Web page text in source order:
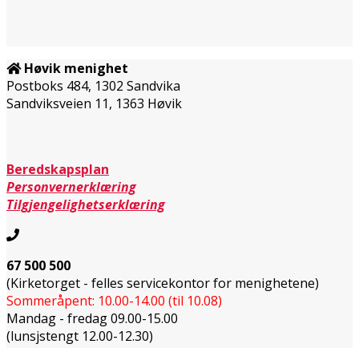
Høvik menighet
Postboks 484, 1302 Sandvika
Sandviksveien 11, 1363 Høvik
Beredskapsplan
Personvernerklæring
Tilgjengelighetserklæring
67 500 500
(Kirketorget - felles servicekontor for menighetene)
Sommeråpent: 10.00-14.00 (til 10.08)
Mandag - fredag 09.00-15.00
(lunsjstengt 12.00-12.30)